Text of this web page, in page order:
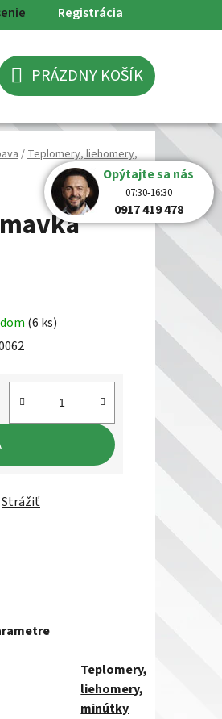
Registrácia
NÁKUPNÝ
KOŠÍK
PRÁZDNY KOŠÍK
/Teplomery, liehomery,
(6 ks)
Strážiť
Teplomery,
liehomery,
minútky
Opýtajte sa nás
07:30-16:30
0917 419 478